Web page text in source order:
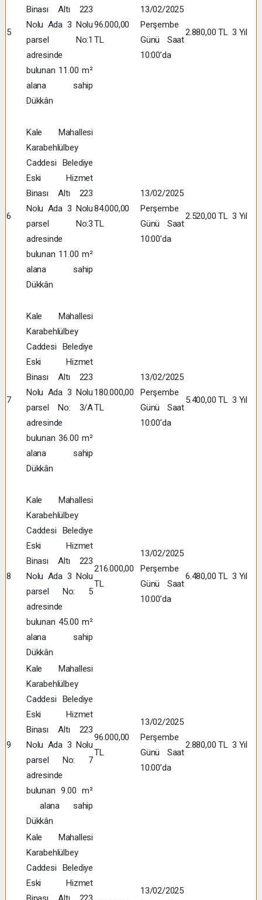
5
Binası Altı 223
Nolu Ada 3 Nolu
parsel No:1
adresinde
bulunan 11.00 m²
alana sahip
Dükkân
96.000,00
TL
13/02/2025
Perşembe
Günü Saat
10:00’da
2.880,00 TL 3 Yıl
6
Kale Mahallesi
Karabehlülbey
Caddesi Belediye
Eski Hizmet
Binası Altı 223
Nolu Ada 3 Nolu
parsel No:3
adresinde
bulunan 11.00 m²
alana sahip
Dükkân
84.000,00
TL
13/02/2025
Perşembe
Günü Saat
10:00’da
2.520,00 TL 3 Yıl
7
Kale Mahallesi
Karabehlülbey
Caddesi Belediye
Eski Hizmet
Binası Altı 223
Nolu Ada 3 Nolu
parsel No: 3/A
adresinde
bulunan 36.00 m²
alana sahip
Dükkân
180.000,00
TL
13/02/2025
Perşembe
Günü Saat
10:00’da
5.400,00 TL 3 Yıl
8
Kale Mahallesi
Karabehlülbey
Caddesi Belediye
Eski Hizmet
Binası Altı 223
Nolu Ada 3 Nolu
parsel No: 5
adresinde
bulunan 45.00 m²
alana sahip
Dükkân
216.000,00
TL
13/02/2025
Perşembe
Günü Saat
10:00’da
6.480,00 TL 3 Yıl
9
Kale Mahallesi
Karabehlülbey
Caddesi Belediye
Eski Hizmet
Binası Altı 223
Nolu Ada 3 Nolu
parsel No: 7
adresinde
bulunan 9.00 m²
alana sahip
Dükkân
96.000,00
TL
13/02/2025
Perşembe
Günü Saat
10:00’da
2.880,00 TL 3 Yıl
Kale Mahallesi
Karabehlülbey
Caddesi Belediye
Eski Hizmet
13/02/2025